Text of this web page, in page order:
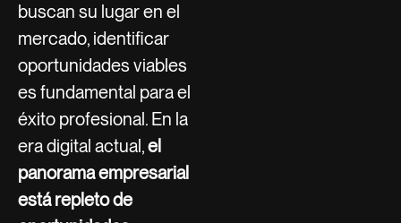
buscan su lugar en el
mercado, identificar
oportunidades viables
es fundamental para el
éxito profesional. En la
era digital actual,el
panorama empresarial
está repleto de